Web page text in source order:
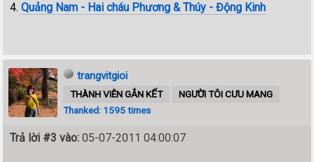
4.Quảng Nam - Hai cháu Phương & Thúy - Động Kinh
trangvitgioi
THÀNH VIÊN GẮN KẾT
NGƯỜI TÔI CƯU MANG
Thanked: 1595 times
Trả lời #3 vào: 05-07-2011 04:00:07